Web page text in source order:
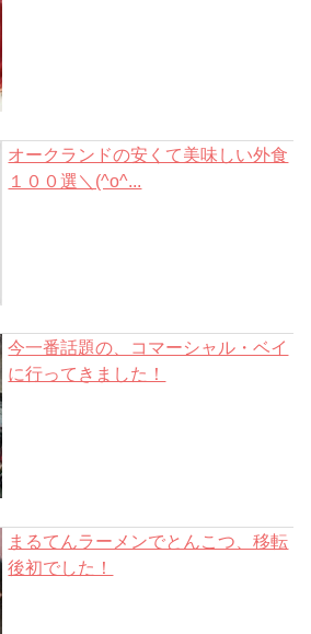
オークランドの安くて美味しい外食
１００選＼(^o^...
今一番話題の、コマーシャル・ベイ
に行ってきました！
まるてんラーメンでとんこつ、移転
後初でした！